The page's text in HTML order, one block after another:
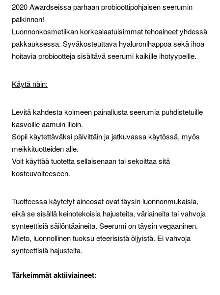
2020 Awardseissa parhaan probioottipohjaisen seerumin
palkinnon!
Luonnonkosmetiikan korkealaatuisimmat tehoaineet yhdessä
pakkauksessa. Syväkosteuttava hyaluronihappoa sekä ihoa
hoitavia probiootteja sisältävä seerumi kaikille ihotyypeille.
Käytä näin:
Levitä kahdesta kolmeen painallusta seerumia puhdistetuille
kasvoille aamuin illoin.
Sopii käytettäväksi päivittäin ja jatkuvassa käytössä, myös
meikkituotteiden alle.
Voit käyttää tuotetta sellaisenaan tai sekoittaa sitä
kosteuvoiteeseen.
Tuotteessa käytetyt aineosat ovat täysin luonnonmukaisia,
eikä se sisällä keinotekoisia hajusteita, väriaineita tai vahvoja
synteettisiä säilöntäaineita. Seerumi on täysin vegaaninen.
Mieto, luonnollinen tuoksu eteerisistä öljyistä. Ei vahvoja
synteettisiä hajusteita.
Tärkeimmät aktiiviaineet: